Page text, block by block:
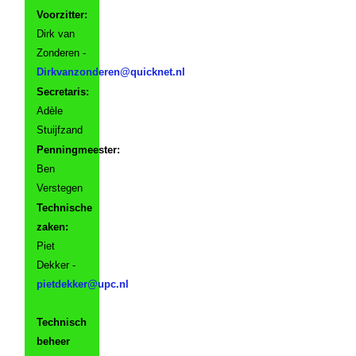
Voorzitter:
Dirk van
Zonderen -
Secretaris:
Adèle
Stuijfzand
Penningmeester:
Ben
Verstegen
Technische
zaken:
Piet
Dekker -
Technisch
beheer